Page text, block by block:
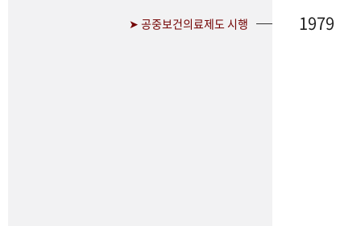
➤ 공중보건의료제도 시행 1979